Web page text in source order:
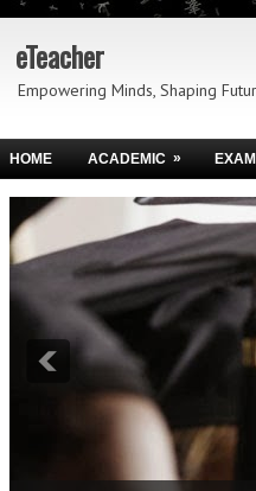
eTeacher
Empowering Minds, Shaping
HOME ACADEMIC »